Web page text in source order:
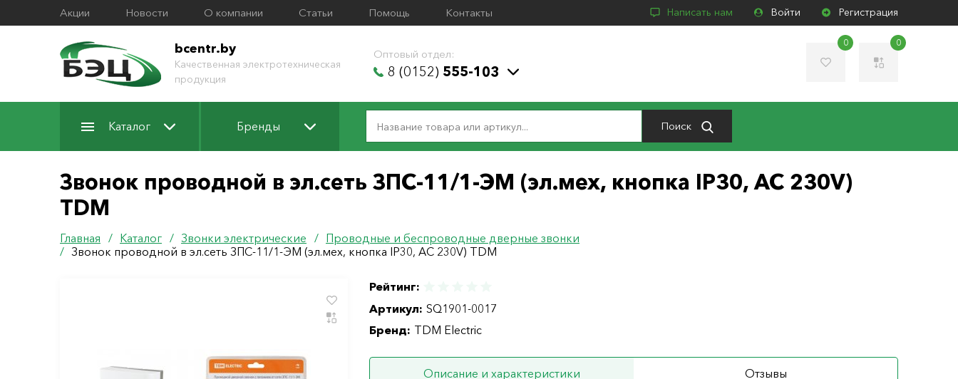
Акции Новости О компании Статьи Помощь Контакты Написать нам Войти Регистрация
bcentr.by
Качественная электротехническая
продукция
Оптовый отдел:
8 (0152) 555-103
0 0
Каталог Бренды Поиск
Звонок проводной в эл.сеть ЗПС-11/1-ЭМ (эл.мех, кнопка IP30, АС 230V)
TDM
Главная / Каталог / Звонки электрические / Проводные и беспроводные дверные звонки
/ Звонок проводной в эл.сеть ЗПС-11/1-ЭМ (эл.мех, кнопка IP30, АС 230V) TDM
Рейтинг:
Артикул: SQ1901-0017
Бренд: TDM Electric
Описание и характеристики Отзывы